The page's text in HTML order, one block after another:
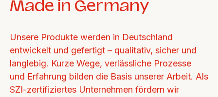
Made in Germany
Unsere Produkte werden in Deutschland
entwickelt und gefertigt – qualitativ, sicher und
langlebig. Kurze Wege, verlässliche Prozesse
und Erfahrung bilden die Basis unserer Arbeit. Als
SZI-zertifiziertes Unternehmen fördern wir